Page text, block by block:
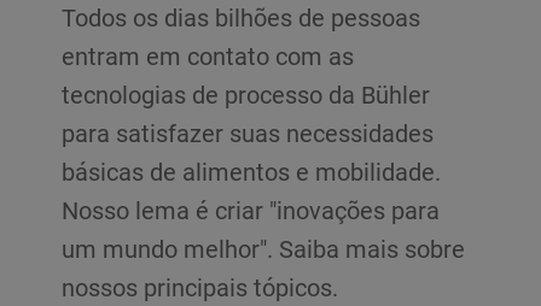
Todos os dias bilhões de pessoas
entram em contato com as
tecnologias de processo da Bühler
para satisfazer suas necessidades
básicas de alimentos e mobilidade.
Nosso lema é criar "inovações para
um mundo melhor". Saiba mais sobre
nossos principais tópicos.